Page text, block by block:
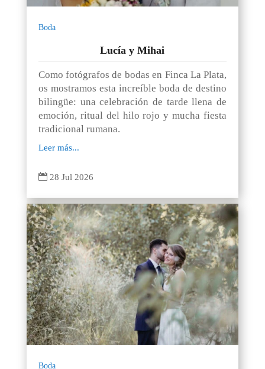
Boda
Lucía y Mihai
Como fotógrafos de bodas en Finca La Plata,
os mostramos esta increíble boda de destino
bilingüe: una celebración de tarde llena de
emoción, ritual del hilo rojo y mucha fiesta
tradicional rumana.
Leer más...
 28 Jul 2026
Boda